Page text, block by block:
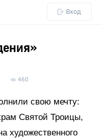
Вход
460
свою мечту:
Святой Троицы,
художественного